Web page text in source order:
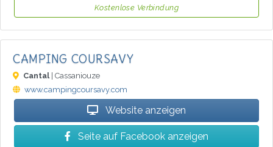
Kostenlose Verbindung
CAMPING COURSAVY
Cantal | Cassaniouze
www.campingcoursavy.com
Website anzeigen
Seite auf Facebook anzeigen